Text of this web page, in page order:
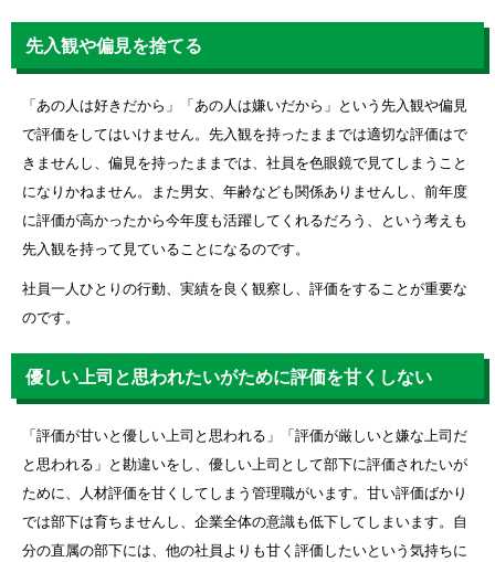
先入観や偏見を捨てる
「あの人は好きだから」「あの人は嫌いだから」という先入観や偏見
で評価をしてはいけません。先入観を持ったままでは適切な評価はで
きませんし、偏見を持ったままでは、社員を色眼鏡で見てしまうこと
になりかねません。また男女、年齢なども関係ありませんし、前年度
に評価が高かったから今年度も活躍してくれるだろう、という考えも
先入観を持って見ていることになるのです。
社員一人ひとりの行動、実績を良く観察し、評価をすることが重要な
のです。
優しい上司と思われたいがために評価を甘くしない
「評価が甘いと優しい上司と思われる」「評価が厳しいと嫌な上司だ
と思われる」と勘違いをし、優しい上司として部下に評価されたいが
ために、人材評価を甘くしてしまう管理職がいます。甘い評価ばかり
では部下は育ちませんし、企業全体の意識も低下してしまいます。自
分の直属の部下には、他の社員よりも甘く評価したいという気持ちに